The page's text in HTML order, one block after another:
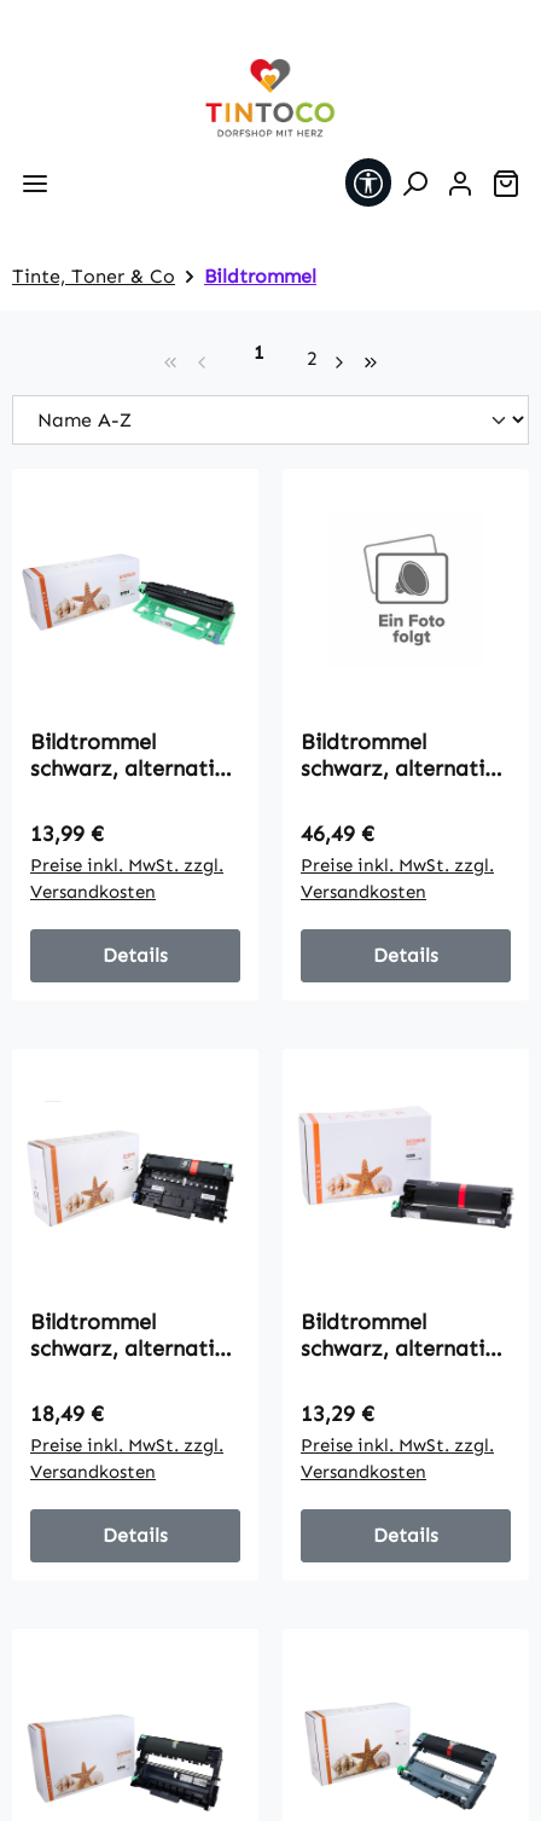
Werkzeugleiste
Tinte, Toner & Co Bildtrommel
Seite
1 Seite
2
Bildtrommel
schwarz, alternativ
10000 Seiten
Regulärer Preis:
13,99 €
Preise inkl. MwSt. zzgl.
Versandkosten
Details
Bildtrommel
schwarz, alternativ
10000 Seiten
Regulärer Preis:
46,49 €
Preise inkl. MwSt. zzgl.
Versandkosten
Details
Bildtrommel
schwarz, alternativ
12000 Seiten
Regulärer Preis:
18,49 €
Preise inkl. MwSt. zzgl.
Versandkosten
Details
Bildtrommel
schwarz, alternativ
12000 Seiten
Regulärer Preis:
13,29 €
Preise inkl. MwSt. zzgl.
Versandkosten
Details